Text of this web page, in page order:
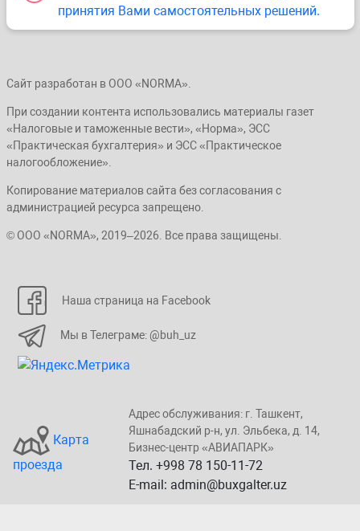
принятия Вами самостоятельных решений.
Сайт разработан в ООО «NORMA».
При создании контента использовались материалы газет
«Налоговые и таможенные вести», «Норма», ЭСС
«Практическая бухгалтерия» и ЭСС «Практическое
налогообложение».
Копирование материалов сайта без согласования с
администрацией ресурса запрещено.
© ООО «NORMA», 2019–2026. Все права защищены.
Наша страница на Facebook
Мы в Телеграме: @buh_uz
Карта
проезда
Адрес обслуживания: г. Taшкент,
Яшнaбaдский p-н, yл. Эльбeка, д. 14,
Бизнеc-центp «ABИАПAPК»
Тел. +998 78 150-11-72
E-mail: admin@buxgalter.uz